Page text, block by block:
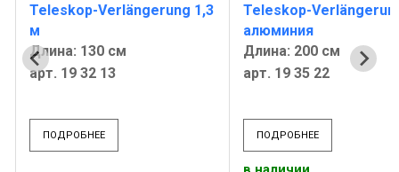
Teleskop-Verlängerung 1,3
м
Длина: 130 см
арт. 19 32 13
ПОДРОБНЕЕ
Teleskop-
алюминия
Длина: 200 см
арт. 19 35 22
ПОДРОБНЕЕ